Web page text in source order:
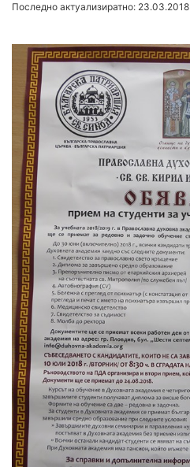
Последно актуализиратно: 23.03.2018